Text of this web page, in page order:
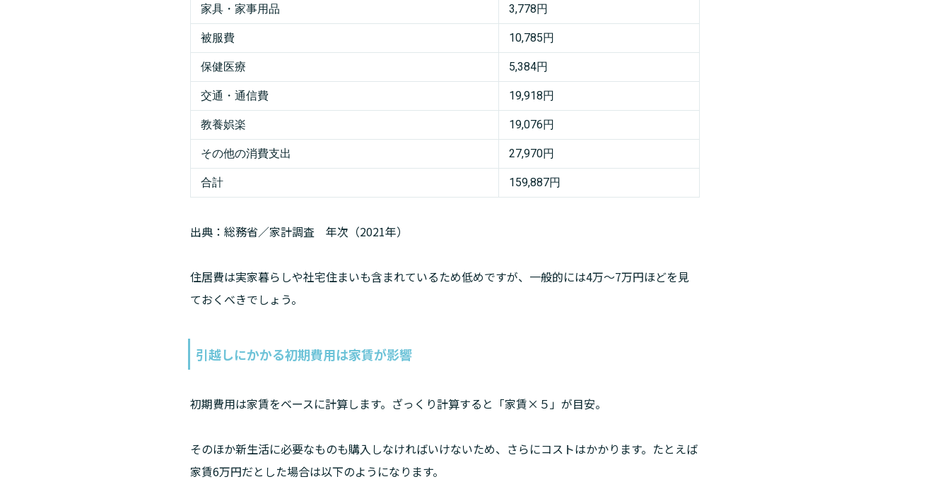
家具・家事用品 3,778円
被服費 10,785円
保健医療 5,384円
交通・通信費 19,918円
教養娯楽 19,076円
その他の消費支出 27,970円
合計 159,887円
出典：総務省／家計調査　年次（2021年）
住居費は実家暮らしや社宅住まいも含まれているため低めですが、一般的には4万〜7万円ほどを見
ておくべきでしょう。
引越しにかかる初期費用は家賃が影響
初期費用は家賃をベースに計算します。ざっくり計算すると「家賃×５」が目安。
そのほか新生活に必要なものも購入しなければいけないため、さらにコストはかかります。たとえば
家賃6万円だとした場合は以下のようになります。